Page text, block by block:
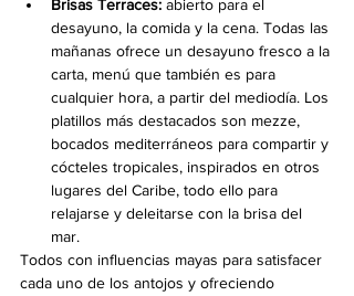
Brisas Terraces: abierto para el
desayuno, la comida y la cena. Todas las
mañanas ofrece un desayuno fresco a la
carta, menú que también es para
cualquier hora, a partir del mediodía. Los
platillos más destacados son mezze,
bocados mediterráneos para compartir y
cócteles tropicales, inspirados en otros
lugares del Caribe, todo ello para
relajarse y deleitarse con la brisa del
mar.
Todos con influencias mayas para satisfacer
cada uno de los antojos y ofreciendo